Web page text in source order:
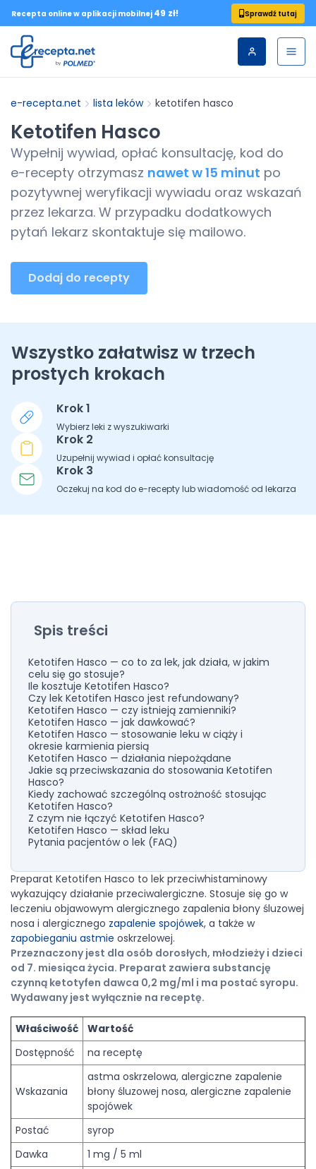
Recepta online w aplikacji mobilnej 49 zł! Sprawdź tutaj
e-recepta.net lista leków ketotifen hasco
Ketotifen Hasco
Wypełnij wywiad, opłać konsultację, kod do
e-recepty otrzymasz nawet w 15 minut po
pozytywnej weryfikacji wywiadu oraz wskazań
przez lekarza. W przypadku dodatkowych
pytań lekarz skontaktuje się mailowo.
Dodaj do recepty
Wszystko załatwisz w trzech
prostych krokach
Krok 1
Wybierz leki z wyszukiwarki
Krok 2
Uzupełnij wywiad i opłać konsultację
Krok 3
Oczekuj na kod do e-recepty lub wiadomość od lekarza
Preparat Ketotifen Hasco to lek przeciwhistaminowy
wykazujący działanie przeciwalergiczne. Stosuje się go w
leczeniu objawowym alergicznego zapalenia błony śluzowej
nosa i alergicznego zapalenie spojówek, a także w
zapobieganiu astmie oskrzelowej.
Przeznaczony jest dla osób dorosłych, młodzieży i dzieci
od 7. miesiąca życia. Preparat zawiera substancję
czynną ketotyfen dawca 0,2 mg/ml i ma postać syropu.
Wydawany jest wyłącznie na receptę.
Właściwość
Wartość
Dostępność
na receptę
Wskazania
astma oskrzelowa, alergiczne zapalenie
błony śluzowej nosa, alergiczne zapalenie
spojówek
Postać
syrop
Dawka
1 mg / 5 ml
Spis treści
Ketotifen Hasco — co to za lek, jak działa, w jakim
celu się go stosuje?
Ile kosztuje Ketotifen Hasco?
Czy lek Ketotifen Hasco jest refundowany?
Ketotifen Hasco — czy istnieją zamienniki?
Ketotifen Hasco — jak dawkować?
Ketotifen Hasco — stosowanie leku w ciąży i
okresie karmienia piersią
Ketotifen Hasco — działania niepożądane
Jakie są przeciwskazania do stosowania Ketotifen
Hasco?
Kiedy zachować szczególną ostrożność stosując
Ketotifen Hasco?
Z czym nie łączyć Ketotifen Hasco?
Ketotifen Hasco — skład leku
Pytania pacjentów o lek (FAQ)